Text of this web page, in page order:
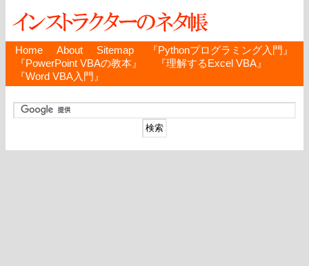
Home About Sitemap
『Pythonプログラミング入門』
『PowerPoint VBAの教本』
『理解するExcel VBA』
『Word VBA入門』